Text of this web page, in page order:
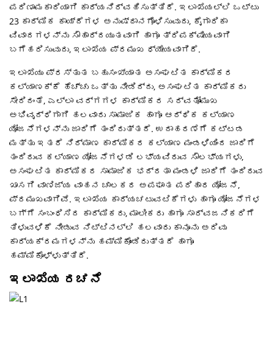
ಪರಿಣಾಮಕಾರಿಯಾಗಿ ಕಾರ್ಯನಿರ್ವಹಿಸುತ್ತಿದೆ. ಇಲಾಖೆಯಲ್ಲಿ ಒಟ್ಟು
23 ಕಾರ್ಮಿಕ ಕಾಯ್ದೆಗಳ ಅನುಷ್ಠಾನಗೊಳಿಸುವುದು, ಕೈಗಾರಿಕಾ
ವಿವಾದಗಳನ್ನು ಸೌಹಾರ್ದಯುತವಾಗಿ ಹಾಗೂ ತ್ರಿಪಕ್ಷೀಯವಾಗಿ
ಬಗೆಹರಿಸುವುದು, ಇಲಾಖೆಯ ಪ್ರಮುಖ ಧ್ಯೇಯವಾಗಿದೆ.
ಇಲಾಖೆಯು ಪ್ರಸ್ತುತ ಬಹುಸಂಖ್ಯಾತ ಅಸಂಘಟಿತ ಕಾರ್ಮಿಕರ
ಕಲ್ಯಾಣಕ್ಕೆ ಹೆಚ್ಚು ಒತ್ತು ನೀಡಿದ್ದು, ಅಸಂಘಟಿತ ಕಾರ್ಮಿಕರು
ಸೇರಿದಂತೆ, ಎಲ್ಲಾ ವರ್ಗಗಳ ಕಾರ್ಮಿಕರ ಸರ್ವತೋಮುಖ
ಅಭಿವೃದ್ಧಿಗಾಗಿ ಹಲವಾರು ಸಾಮಾಜಿಕ ಹಾಗೂ ಆರ್ಥಿಕ ಕಲ್ಯಾಣ
ಯೋಜನೆಗಳನ್ನು ಜಾರಿಗೆ ತಂದಿರುತ್ತದೆ. ಉದಾಹರಣೆಗೆ ಕಟ್ಟಡ
ಮತ್ತು ಇತರೆ ನಿರ್ಮಾಣ ಕಾರ್ಮಿಕರ ಕಲ್ಯಾಣ ಮಂಡಳಿಯಿಂದ ಜಾರಿಗೆ
ತಂದಿರುವ ಕಲ್ಯಾಣ ಯೋಜನೆಗಳಡಿ ಲಭ್ಯವಿರುವ ಸೌಲಭ್ಯಗಳು,
ಅಸಂಘಟಿತ ಕಾರ್ಮಿಕರ ಸಾಮಾಜಿಕ ಭದ್ರತಾ ಮಂಡಳಿ ಜಾರಿಗೆ ತಂದಿರುವ
ಖಾಸಗಿ ವಾಣಿಜ್ಯ ವಾಹನ ಚಾಲಕರ ಅಪಘಾತ ಪರಿಹಾರ ಯೋಜನೆ,
ಪ್ರಮುಖವಾಗಿವೆ. ಇಲಾಖೆಯ ಕಾರ್ಯಚಟುವಟಿಕೆಗಳು ಹಾಗೂ ಯೋಜನೆಗಳ
ಬಗ್ಗೆ ಸಂಬಂಧಿಸಿದ ಕಾರ್ಮಿಕರು, ಮಾಲೀಕರು ಹಾಗೂ ಸಾರ್ವಜನಿಕರಿಗೆ
ತಿಳುವಳಿಕೆ ನೀಡುವ ನಿಟ್ಟಿನಲ್ಲಿ ಹಲವಾರು ಕಾನೂನು ಅರಿವು
ಕಾರ್ಯಕ್ರಮಗಳನ್ನು ಹಮ್ಮಿಕೊಂಡಿರುತ್ತದೆ ಹಾಗೂ
ಹಮ್ಮಿಕೊಳ್ಳುತ್ತಿದೆ.
ಇಲಾಖೆಯ ರಚನೆ